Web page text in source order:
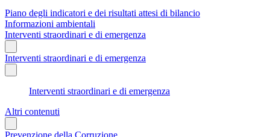
Piano degli indicatori e dei risultati attesi di bilancio
Informazioni ambientali
Interventi straordinari e di emergenza
Interventi straordinari e di emergenza
Interventi straordinari e di emergenza
Altri contenuti
Prevenzione della Corruzione